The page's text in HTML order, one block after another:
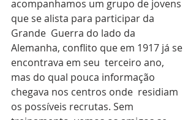
acompanhamos um grupo de jovens
que se alista para participar da
Grande  Guerra do lado da
Alemanha, conflito que em 1917 já se
encontrava em seu  terceiro ano,
mas do qual pouca informação
chegava nos centros onde  residiam
os possíveis recrutas. Sem